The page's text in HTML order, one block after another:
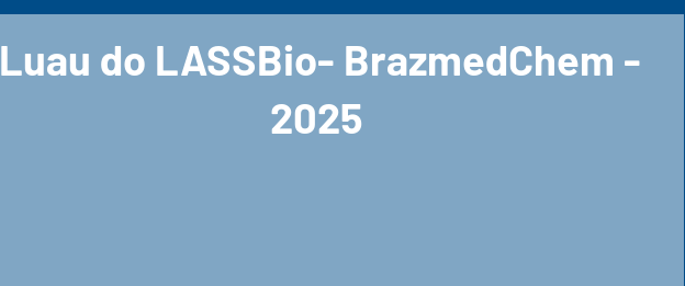
Luau do LASSBio- BrazmedChem -
2025